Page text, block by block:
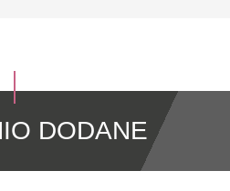
DODANE